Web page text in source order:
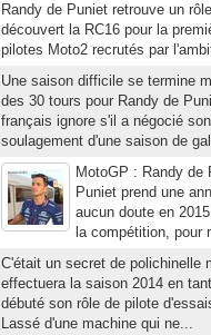
Randy de Puniet retrouve un
découvert la RC16 pour la
pilotes Moto2 recrutés par
Une saison difficile se termine
des 30 tours pour Randy de
français ignore s'il a négocié
soulagement d'une saison de
MotoGP : Randy de
Puniet prend une
aucun doute en
la compétition, pour
C'était un secret de polichinelle
effectuera la saison 2014 en
débuté son rôle de pilote
Lassé d'une machine qui ne...